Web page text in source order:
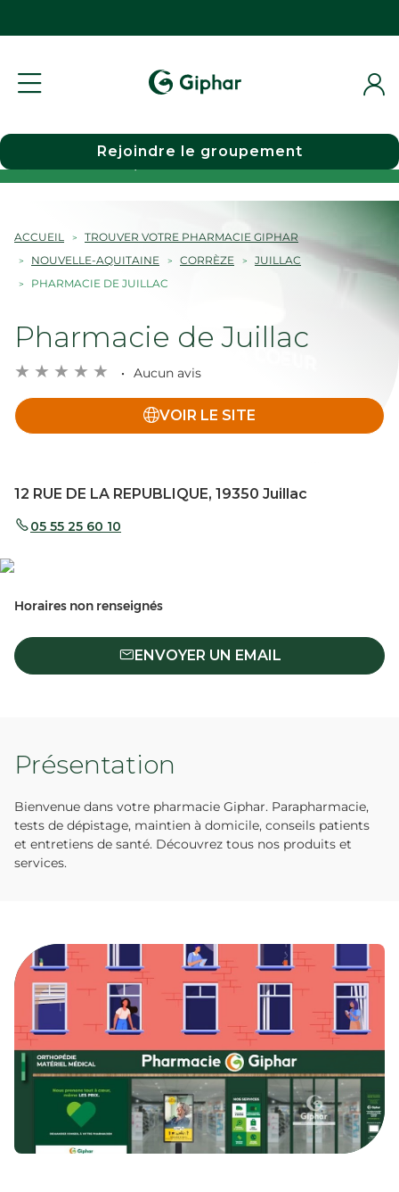
Choisir une pharmacie
Rejoindre le groupement
ACCUEIL
TROUVER VOTRE PHARMACIE GIPHAR
NOUVELLE-AQUITAINE
CORRÈZE
JUILLAC
PHARMACIE DE JUILLAC
Pharmacie de Juillac
Aucun avis
VOIR LE SITE
12 RUE DE LA REPUBLIQUE, 19350 Juillac
05 55 25 60 10
Horaires non renseignés
ENVOYER UN EMAIL
Présentation
Bienvenue dans votre pharmacie Giphar. Parapharmacie,
tests de dépistage, maintien à domicile, conseils patients
et entretiens de santé. Découvrez tous nos produits et
services.